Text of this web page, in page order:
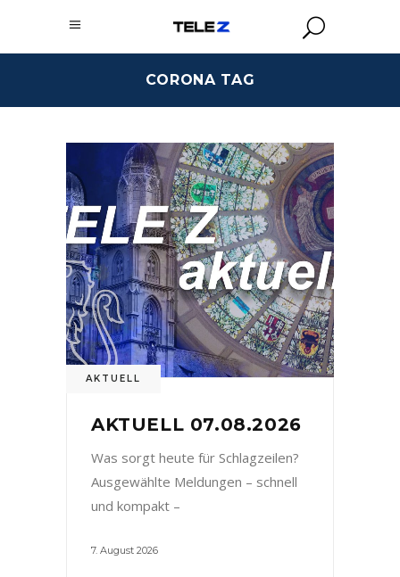
CORONA TAG
AKTUELL
AKTUELL 07.08.2026
Was sorgt heute für Schlagzeilen?
Ausgewählte Meldungen – schnell
und kompakt –
7. August 2026